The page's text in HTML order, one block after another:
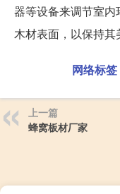
器等设备来调节室
木材表面，以保持其
网络标签
上一篇
蜂窝板材厂家